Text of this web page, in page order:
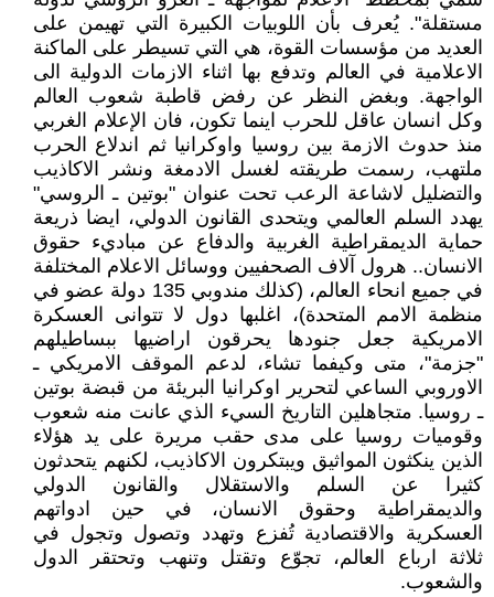
مستقلة". يُعرف بأن اللوبيات الكبيرة التي تهيمن على
العديد من مؤسسات القوة، هي التي تسيطر على الماكنة
الاعلامية في العالم وتدفع بها اثناء الازمات الدولية الى
الواجهة. وبغض النظر عن رفض قاطبة شعوب العالم
وكل انسان عاقل للحرب اينما تكون، فان الإعلام الغربي
منذ حدوث الازمة بين روسيا واوكرانيا ثم اندلاع الحرب
ملتهب، رسمت طريقته لغسل الادمغة ونشر الاكاذيب
والتضليل لاشاعة الرعب تحت عنوان "بوتين ـ الروسي"
يهدد السلم العالمي ويتحدى القانون الدولي، ايضا ذريعة
حماية الديمقراطية الغربية والدفاع عن مباديء حقوق
الانسان.. هرول آلاف الصحفيين ووسائل الاعلام المختلفة
في جميع انحاء العالم، (كذلك مندوبي 135 دولة عضو في
منظمة الامم المتحدة)، اغلبها دول لا تتوانى العسكرة
الامريكية جعل جنودها يحرقون اراضيها ببساطيلهم
"جزمة"، متى وكيفما تشاء، لدعم الموقف الامريكي ـ
الاوروبي الساعي لتحرير اوكرانيا البريئة من قبضة بوتين
ـ روسيا. متجاهلين التاريخ السيء الذي عانت منه شعوب
وقوميات روسيا على مدى حقب مريرة على يد هؤلاء
الذين ينكثون المواثيق ويبتكرون الاكاذيب، لكنهم يتحدثون
كثيرا عن السلم والاستقلال والقانون الدولي
والديمقراطية وحقوق الانسان، في حين ادواتهم
العسكرية والاقتصادية تُفزع وتهدد وتصول وتجول في
ثلاثة ارباع العالم، تجوّع وتقتل وتنهب وتحتقر الدول
والشعوب.